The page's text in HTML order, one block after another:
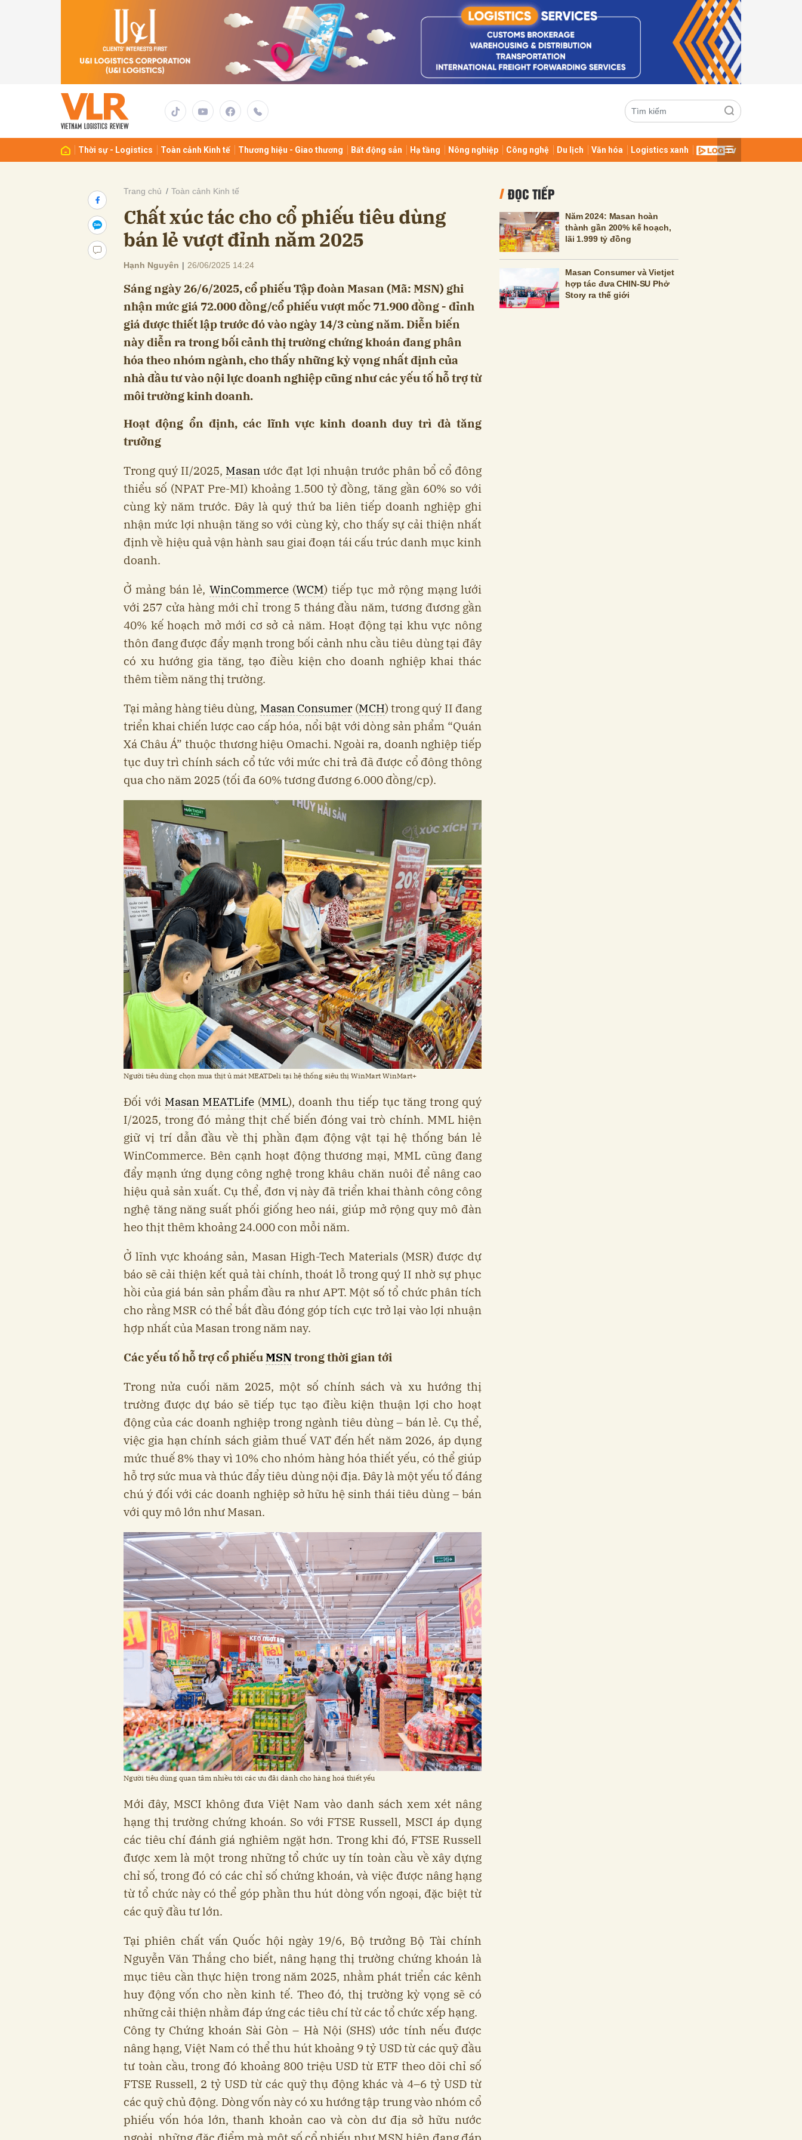
Thời sự - Logistics Toàn cảnh Kinh tế Thương hiệu - Giao thương Bất động sản Hạ tầng Nông nghiệp Công nghệ Du lịch Văn hóa Logistics xanh
Trang chủ Toàn cảnh Kinh tế
Chất xúc tác cho cổ phiếu tiêu dùng
bán lẻ vượt đỉnh năm 2025
Hạnh Nguyên | 26/06/2025 14:24
Sáng ngày 26/6/2025, cổ phiếu Tập đoàn Masan (Mã: MSN) ghi
nhận mức giá 72.000 đồng/cổ phiếu vượt mốc 71.900 đồng - đỉnh
giá được thiết lập trước đó vào ngày 14/3 cùng năm. Diễn biến
này diễn ra trong bối cảnh thị trường chứng khoán đang phân
hóa theo nhóm ngành, cho thấy những kỳ vọng nhất định của
nhà đầu tư vào nội lực doanh nghiệp cũng như các yếu tố hỗ trợ từ
môi trường kinh doanh.
Hoạt động ổn định, các lĩnh vực kinh doanh duy trì đà tăng
trưởng
Trong quý II/2025, Masan ước đạt lợi nhuận trước phân bổ cổ đông
thiểu số (NPAT Pre-MI) khoảng 1.500 tỷ đồng, tăng gần 60% so với
cùng kỳ năm trước. Đây là quý thứ ba liên tiếp doanh nghiệp ghi
nhận mức lợi nhuận tăng so với cùng kỳ, cho thấy sự cải thiện nhất
định về hiệu quả vận hành sau giai đoạn tái cấu trúc danh mục kinh
doanh.
Ở mảng bán lẻ, WinCommerce(WCM) tiếp tục mở rộng mạng lưới
với 257 cửa hàng mới chỉ trong 5 tháng đầu năm, tương đương gần
40% kế hoạch mở mới cơ sở cả năm. Hoạt động tại khu vực nông
thôn đang được đẩy mạnh trong bối cảnh nhu cầu tiêu dùng tại đây
có xu hướng gia tăng, tạo điều kiện cho doanh nghiệp khai thác
thêm tiềm năng thị trường.
Tại mảng hàng tiêu dùng, Masan Consumer(MCH) trong quý II đang
triển khai chiến lược cao cấp hóa, nổi bật với dòng sản phẩm “Quán
Xá Châu Á” thuộc thương hiệu Omachi. Ngoài ra, doanh nghiệp tiếp
tục duy trì chính sách cổ tức với mức chi trả đã được cổ đông thông
qua cho năm 2025 (tối đa 60% tương đương 6.000 đồng/cp).
Người tiêu dùng chọn mua thịt ủ mát MEATDeli tại hệ thống siêu thị WinMart WinMart+
Đối với Masan MEATLife (MML), doanh thu tiếp tục tăng trong quý
I/2025, trong đó mảng thịt chế biến đóng vai trò chính. MML hiện
giữ vị trí dẫn đầu về thị phần đạm động vật tại hệ thống bán lẻ
WinCommerce. Bên cạnh hoạt động thương mại, MML cũng đang
đẩy mạnh ứng dụng công nghệ trong khâu chăn nuôi để nâng cao
hiệu quả sản xuất. Cụ thể, đơn vị này đã triển khai thành công công
nghệ tăng năng suất phối giống heo nái, giúp mở rộng quy mô đàn
heo thịt thêm khoảng 24.000 con mỗi năm.
Ở lĩnh vực khoáng sản, Masan High-Tech Materials (MSR) được dự
báo sẽ cải thiện kết quả tài chính, thoát lỗ trong quý II nhờ sự phục
hồi của giá bán sản phẩm đầu ra như APT. Một số tổ chức phân tích
cho rằng MSR có thể bắt đầu đóng góp tích cực trở lại vào lợi nhuận
hợp nhất của Masan trong năm nay.
Các yếu tố hỗ trợ cổ phiếuMSNtrong thời gian tới
Trong nửa cuối năm 2025, một số chính sách và xu hướng thị
trường được dự báo sẽ tiếp tục tạo điều kiện thuận lợi cho hoạt
động của các doanh nghiệp trong ngành tiêu dùng – bán lẻ. Cụ thể,
việc gia hạn chính sách giảm thuế VAT đến hết năm 2026, áp dụng
mức thuế 8% thay vì 10% cho nhóm hàng hóa thiết yếu, có thể giúp
hỗ trợ sức mua và thúc đẩy tiêu dùng nội địa. Đây là một yếu tố đáng
chú ý đối với các doanh nghiệp sở hữu hệ sinh thái tiêu dùng – bán
với quy mô lớn như Masan.
Người tiêu dùng quan tâm nhiều tới các ưu đãi dành cho hàng hoá thiết yếu
Mới đây, MSCI không đưa Việt Nam vào danh sách xem xét nâng
hạng thị trường chứng khoán. So với FTSE Russell, MSCI áp dụng
các tiêu chí đánh giá nghiêm ngặt hơn. Trong khi đó, FTSE Russell
được xem là một trong những tổ chức uy tín toàn cầu về xây dựng
chỉ số, trong đó có các chỉ số chứng khoán, và việc được nâng hạng
từ tổ chức này có thể góp phần thu hút dòng vốn ngoại, đặc biệt từ
các quỹ đầu tư lớn.
Tại phiên chất vấn Quốc hội ngày 19/6, Bộ trưởng Bộ Tài chính
Nguyễn Văn Thắng cho biết, nâng hạng thị trường chứng khoán là
mục tiêu cần thực hiện trong năm 2025, nhằm phát triển các kênh
huy động vốn cho nền kinh tế. Theo đó, thị trường kỳ vọng sẽ có
những cải thiện nhằm đáp ứng các tiêu chí từ các tổ chức xếp hạng.
Công ty Chứng khoán Sài Gòn – Hà Nội (SHS) ước tính nếu được
nâng hạng, Việt Nam có thể thu hút khoảng 9 tỷ USD từ các quỹ đầu
tư toàn cầu, trong đó khoảng 800 triệu USD từ ETF theo dõi chỉ số
FTSE Russell, 2 tỷ USD từ các quỹ thụ động khác và 4–6 tỷ USD từ
các quỹ chủ động. Dòng vốn này có xu hướng tập trung vào nhóm cổ
phiếu vốn hóa lớn, thanh khoản cao và còn dư địa sở hữu nước
ĐỌC TIẾP
Năm 2024: Masan hoàn
thành gần 200% kế hoạch,
lãi 1.999 tỷ đồng
Masan Consumer và Vietjet
hợp tác đưa CHIN-SU Phở
Story ra thế giới
Gửi bình luận